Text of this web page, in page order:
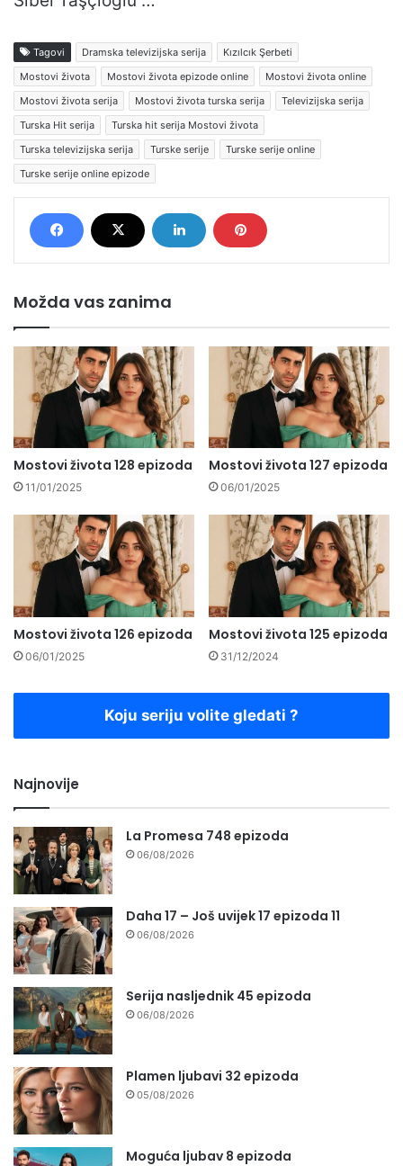
Tagovi Dramska televizijska serija
Kızılcık Şerbeti
Mostovi života
Mostovi života epizode online
Mostovi života online
Mostovi života serija
Mostovi života turska serija
Televizijska serija
Turska Hit serija
Turska hit serija Mostovi života
Turska televizijska serija
Turske serije
Turske serije online
Turske serije online epizode
Možda vas zanima
Mostovi života 128 epizoda
11/01/2025
Mostovi života 127 epizoda
06/01/2025
Mostovi života 126 epizoda
06/01/2025
Mostovi života 125 epizoda
31/12/2024
Koju seriju volite gledati ?
Najnovije
La Promesa 748 epizoda
06/08/2026
Daha 17 – Još uvijek 17 epizoda 11
06/08/2026
Serija nasljednik 45 epizoda
06/08/2026
Plamen ljubavi 32 epizoda
05/08/2026
Moguća ljubav 8 epizoda